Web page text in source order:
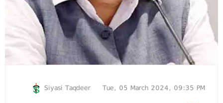
Siyasi Taqdeer
Tue, 05 March 2024, 09:35 PM